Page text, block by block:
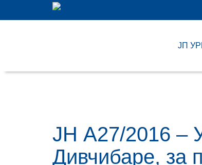
ЈП
ЈН A27/2016 –
Дивчибаре, за